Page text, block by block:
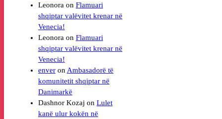
Leonora on Flamuari
shqiptar valëvitet krenar në
Venecia!
Leonora on Flamuari
shqiptar valëvitet krenar në
Venecia!
enveron Ambasadorë të
komunitetit shqiptar në
Danimarkë
Dashnor Kozaj on Lulet
kanë ulur kokën në